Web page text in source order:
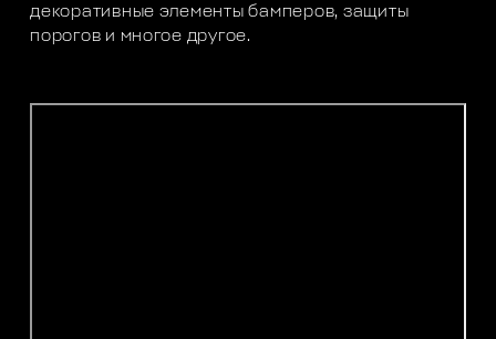
декоративные элементы бамперов, защиты
порогов и многое другое.